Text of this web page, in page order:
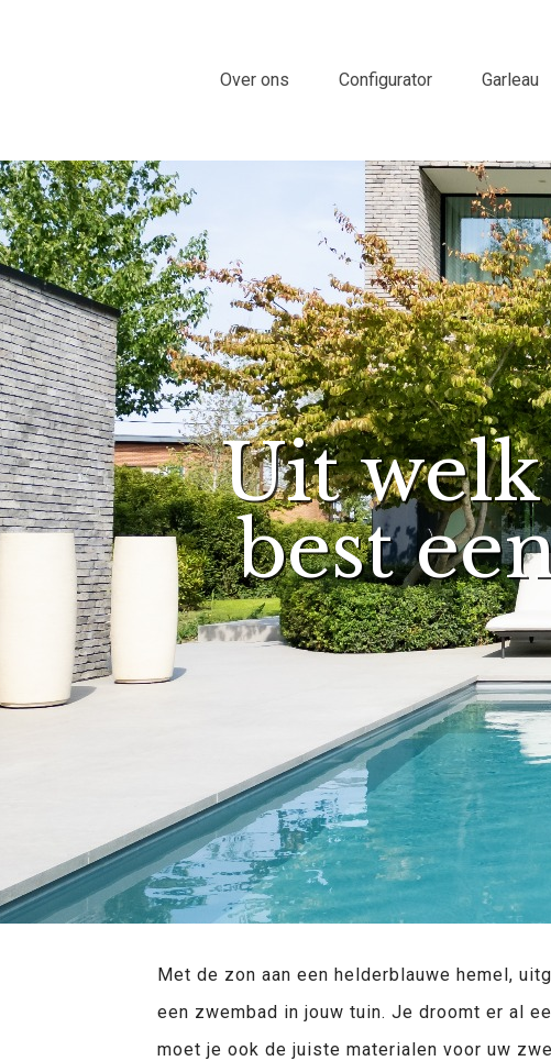
Over ons Configurator Garleau
Uit
best
Met de zon aan een helderblauwe hemel,
een zwembad in jouw tuin. Je droomt er al
moet je ook de juiste materialen voor uw